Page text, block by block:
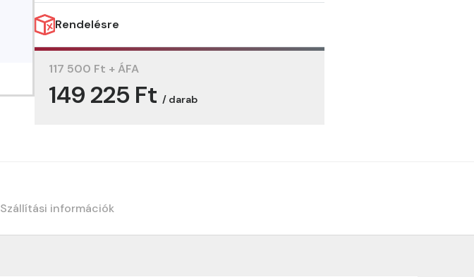
Rendelésre
117 500 Ft + ÁFA
149 225 Ft / darab
Szállítási információk